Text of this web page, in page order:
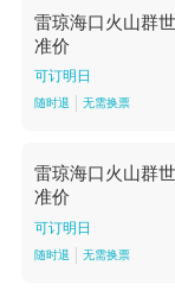
雷琼海口火山群
准价
可订明日
随时退 无需换票
雷琼海口火山群
准价
可订明日
随时退 无需换票